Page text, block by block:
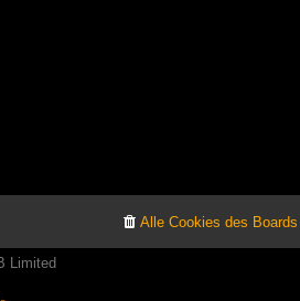
Alle Cookies des
Limited